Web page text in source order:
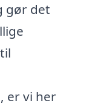
gør det
er vi her